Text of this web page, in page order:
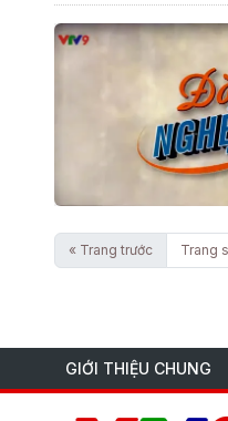
« Trang trước Trang
GIỚI THIỆU CHUNG